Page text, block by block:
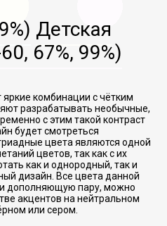
Детская
67%, 99%)
комбинации с чётким
разрабатывать необычные,
с этим такой контраст
будет смотреться
цвета являются одной
цветов, так как с их
как и однородный, так и
дизайн. Все цвета данной
дополняющую пару, можно
акцентов на нейтральном
или сером.